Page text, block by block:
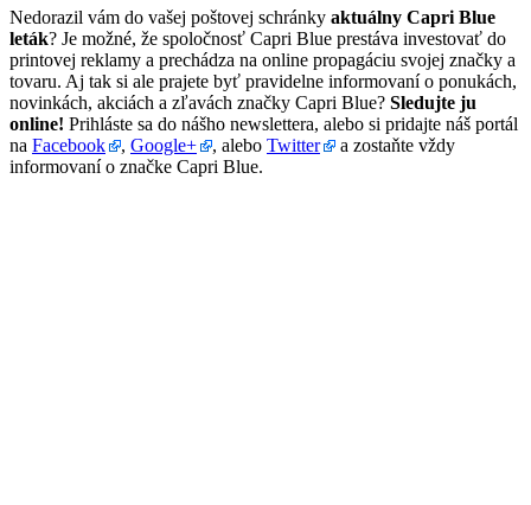
Nedorazil vám do vašej poštovej schránky aktuálny Capri Blue
leták? Je možné, že spoločnosť Capri Blue prestáva investovať do
printovej reklamy a prechádza na online propagáciu svojej značky a
tovaru. Aj tak si ale prajete byť pravidelne informovaní o ponukách,
novinkách, akciách a zľavách značky Capri Blue? Sledujte ju
online! Prihláste sa do nášho newslettera, alebo si pridajte náš portál
na Facebook , Google+ , alebo Twitter
a zostaňte vždy
informovaní o značke Capri Blue.